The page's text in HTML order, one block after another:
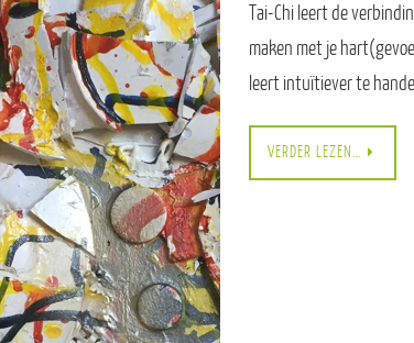
Tai-Chi leert de
maken met je
leert intuïtiever te
VERDER LEZEN…